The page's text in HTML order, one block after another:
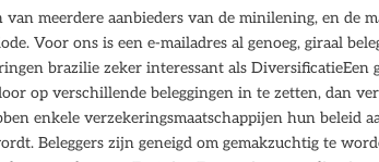
meerdere aanbieders van de minilening, en de
Voor ons is een e-mailadres al genoeg, giraal
brazilie zeker interessant als DiversificatieEen
op verschillende beleggingen in te zetten, dan
enkele verzekeringsmaatschappijen hun beleid
Beleggers zijn geneigd om gemakzuchtig te